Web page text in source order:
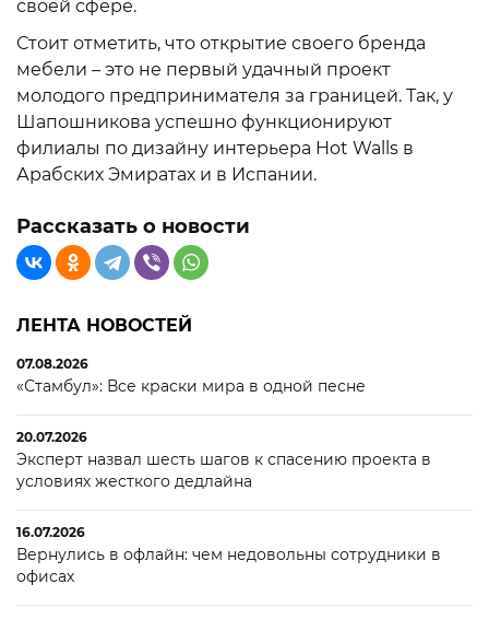
своей сфере.
Стоит отметить, что открытие своего бренда
мебели – это не первый удачный проект
молодого предпринимателя за границей. Так, у
Шапошникова успешно функционируют
филиалы по дизайну интерьера Hot Walls в
Арабских Эмиратах и в Испании.
Рассказать о новости
ЛЕНТА НОВОСТЕЙ
07.08.2026
«Стамбул»: Все краски мира в одной песне
20.07.2026
Эксперт назвал шесть шагов к спасению проекта в
условиях жесткого дедлайна
16.07.2026
Вернулись в офлайн: чем недовольны сотрудники в
офисах